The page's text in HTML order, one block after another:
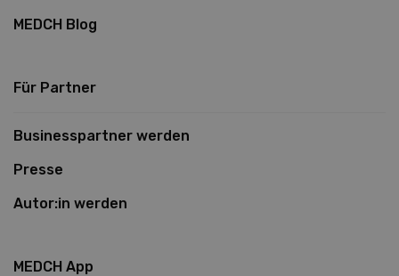
MEDCH Blog
Für Partner
Businesspartner werden
Presse
Autor:in werden
MEDCH App